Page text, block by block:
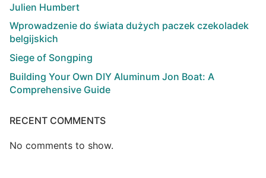
Julien Humbert
Wprowadzenie do świata dużych paczek czekoladek
belgijskich
Siege of Songping
Building Your Own DIY Aluminum Jon Boat: A
Comprehensive Guide
RECENT COMMENTS
No comments to show.